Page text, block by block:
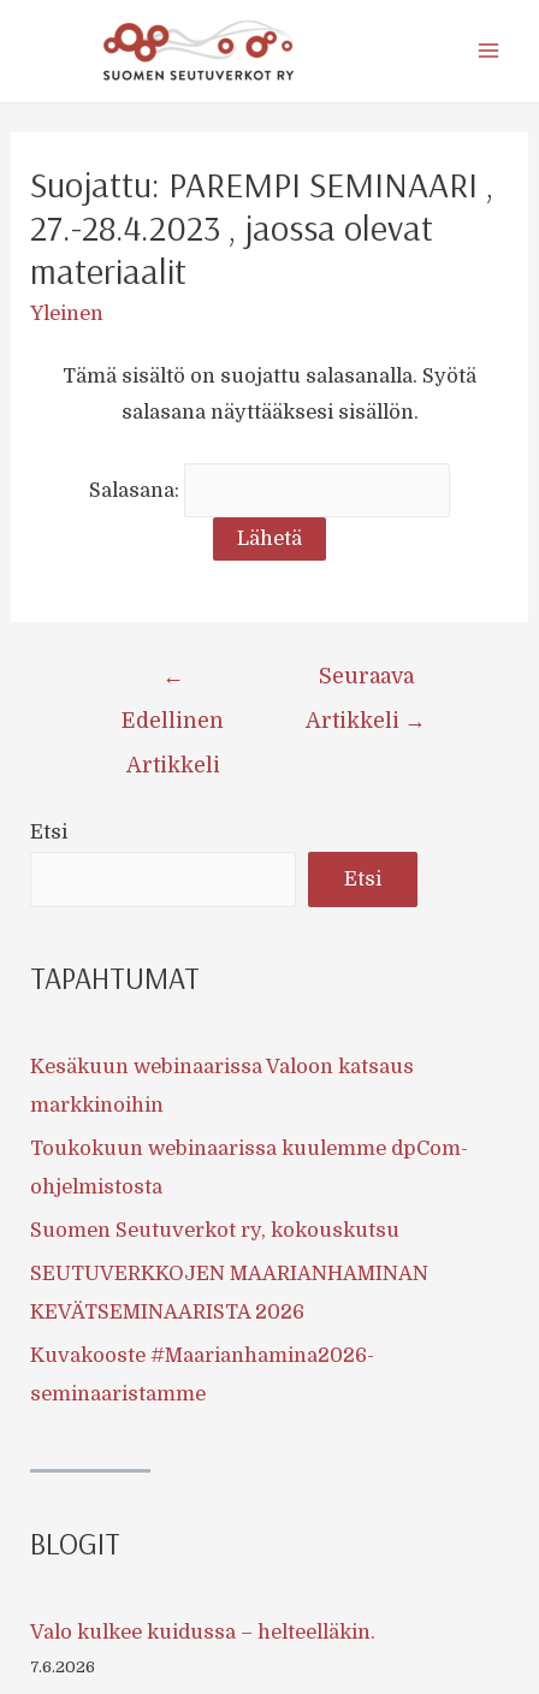
Suojattu: PAREMPI SEMINAARI ,
27.-28.4.2023 , jaossa olevat
materiaalit
Yleinen
Tämä sisältö on suojattu salasanalla. Syötä
salasana näyttääksesi sisällön.
Salasana:
←
Edellinen
Artikkeli
Seuraava
Artikkeli →
Etsi
Etsi
TAPAHTUMAT
Kesäkuun webinaarissa Valoon katsaus
markkinoihin
Toukokuun webinaarissa kuulemme dpCom-
ohjelmistosta
Suomen Seutuverkot ry, kokouskutsu
SEUTUVERKKOJEN MAARIANHAMINAN
KEVÄTSEMINAARISTA 2026
Kuvakooste #Maarianhamina2026-
seminaaristamme
BLOGIT
Valo kulkee kuidussa – helteelläkin.
7.6.2026